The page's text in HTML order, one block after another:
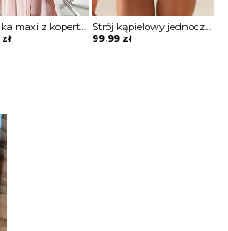
Sukienka maxi z kopertową górą z falbankami
zł
Strój kąpielowy jednoczęściowy z drapowaniem
99.99 zł